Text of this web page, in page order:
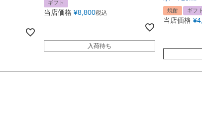
ギフト
当店価格 ¥8,800税込
入荷待ち
焼酎 ギフト
当店価格 ¥